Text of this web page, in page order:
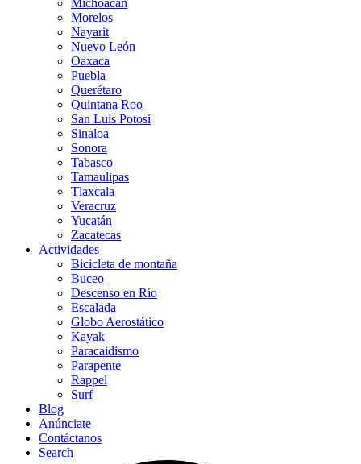
Michoacán
Morelos
Nayarit
Nuevo León
Oaxaca
Puebla
Querétaro
Quintana Roo
San Luis Potosí
Sinaloa
Sonora
Tabasco
Tamaulipas
Tlaxcala
Veracruz
Yucatán
Zacatecas
Actividades
Bicicleta de montaña
Buceo
Descenso en Río
Escalada
Globo Aerostático
Kayak
Paracaidismo
Parapente
Rappel
Surf
Blog
Anúnciate
Contáctanos
Search